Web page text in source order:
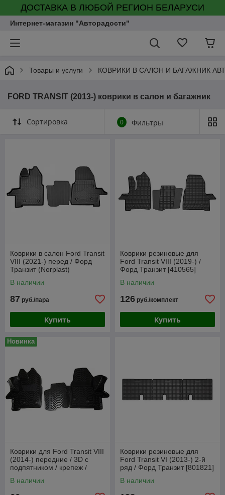
ДОСТАВКА В ЛЮБОЙ РЕГИОН БЕЛАРУСИ
Интернет-магазин "Авторадости"
Товары и услуги КОВРИКИ В САЛОН И БАГАЖНИК
FORD TRANSIT (2013-) коврики в салон и багажник
Сортировка 0 Фильтры
Коврики в салон Ford Transit
VIII (2021-) перед / Форд
Транзит (Norplast)
В наличии
87 руб./пара
Купить
Коврики резиновые для
Ford Transit VIII (2019-) /
Форд Транзит [410565]
В наличии
126 руб./комплект
Купить
Новинка
Коврики для Ford Transit VIII
(2014-) передние / 3D с
подпятником / крепеж /
В наличии
Коврики резиновые для
Ford Transit VI (2013-) 2-й
ряд / Форд Транзит [801821]
В наличии